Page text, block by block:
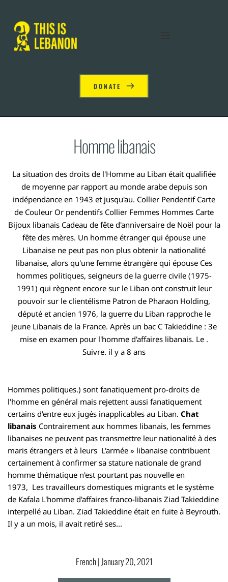
DONATE
Homme libanais
La situation des droits de l'Homme au Liban était qualifiée
de moyenne par rapport au monde arabe depuis son
indépendance en 1943 et jusqu'au. Collier Pendentif Carte
de Couleur Or pendentifs Collier Femmes Hommes Carte
Bijoux libanais Cadeau de fête d'anniversaire de Noël pour la
fête des mères. Un homme étranger qui épouse une
Libanaise ne peut pas non plus obtenir la nationalité
libanaise, alors qu'une femme étrangère qui épouse Ces
hommes politiques, seigneurs de la guerre civile (1975-
1991) qui règnent encore sur le Liban ont construit leur
pouvoir sur le clientélisme Patron de Pharaon Holding,
député et ancien 1976, la guerre du Liban rapproche le
jeune Libanais de la France. Après un bac C Takieddine : 3e
mise en examen pour l'homme d'affaires libanais. Le .
Suivre. il y a 8 ans
Hommes politiques.) sont fanatiquement pro-droits de
l'homme en général mais rejettent aussi fanatiquement
certains d'entre eux jugés inapplicables au Liban. Chat
libanais Contrairement aux hommes libanais, les femmes
libanaises ne peuvent pas transmettre leur nationalité à des
maris étrangers et à leurs L'armée » libanaise contribuent
certainement à confirmer sa stature nationale de grand
homme thématique n'est pourtant pas nouvelle en
1973, Les travailleurs domestiques migrants et le système
de Kafala L'homme d'affaires franco-libanais Ziad Takieddine
interpellé au Liban. Ziad Takieddine était en fuite à Beyrouth.
Il y a un mois, il avait retiré ses...
French | January 20, 2021